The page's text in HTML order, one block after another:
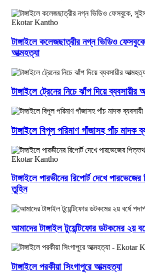
টাঙ্গাইলে কলেজছাত্রীর নগ্ন ভিডিও
আত্মহত্যা
টাঙ্গাইলে ট্রেনের নিচে ঝাঁপ দিয়ে ব্যবসায়ীর
টাঙ্গাইলে বিপুল পরিমাণ গাঁজাসহ পাঁচ মাদক
টাঙ্গাইলে পারভীনের রিপোর্ট দেখে
তুহিন
আমাদের টাঙ্গাইল টুয়েন্টিফোর ডটকমের ২য়
টাঙ্গাইলে পরকীয়া সিংগাপুরে আত্মহত্যা